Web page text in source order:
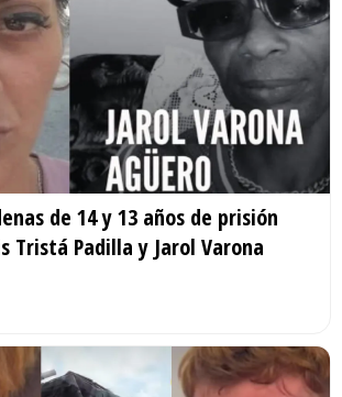
de 14 y 13 años de prisión
Tristá Padilla y Jarol Varona